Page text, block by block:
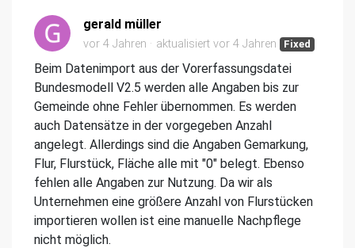
gerald müller
vor 4 Jahren aktualisiert vor 4 Jahren Fixed
Beim Datenimport aus der Vorerfassungsdatei
Bundesmodell V2.5 werden alle Angaben bis zur
Gemeinde ohne Fehler übernommen. Es werden
auch Datensätze in der vorgegeben Anzahl
angelegt. Allerdings sind die Angaben Gemarkung,
Flur, Flurstück, Fläche alle mit "0" belegt. Ebenso
fehlen alle Angaben zur Nutzung. Da wir als
Unternehmen eine größere Anzahl von Flurstücken
importieren wollen ist eine manuelle Nachpflege
nicht möglich.